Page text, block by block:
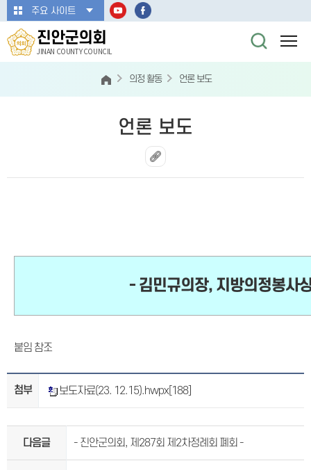
본문바로가기
주요 사이트
진안군의회
JINAN COUNTY COUNCIL
의정 활동 언론 보도
언론 보도
- 김민규의장, 지방의정봉사
붙임 참조
첨부 보도자료(23. 12.15).hwpx[188]
다음글 - 진안군의회, 제287회 제2차정례회 폐회 -